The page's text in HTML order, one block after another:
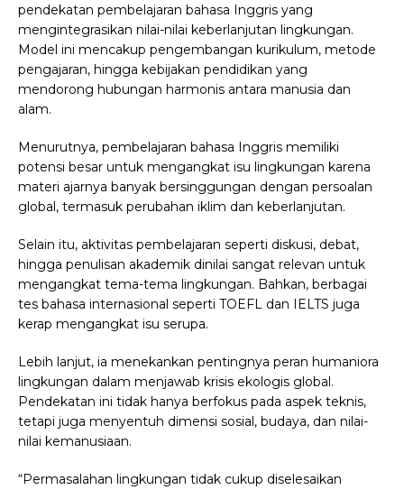
pendekatan pembelajaran bahasa Inggris yang
mengintegrasikan nilai-nilai keberlanjutan lingkungan.
Model ini mencakup pengembangan kurikulum, metode
pengajaran, hingga kebijakan pendidikan yang
mendorong hubungan harmonis antara manusia dan
alam.
Menurutnya, pembelajaran bahasa Inggris memiliki
potensi besar untuk mengangkat isu lingkungan karena
materi ajarnya banyak bersinggungan dengan persoalan
global, termasuk perubahan iklim dan keberlanjutan.
Selain itu, aktivitas pembelajaran seperti diskusi, debat,
hingga penulisan akademik dinilai sangat relevan untuk
mengangkat tema-tema lingkungan. Bahkan, berbagai
tes bahasa internasional seperti TOEFL dan IELTS juga
kerap mengangkat isu serupa.
Lebih lanjut, ia menekankan pentingnya peran humaniora
lingkungan dalam menjawab krisis ekologis global.
Pendekatan ini tidak hanya berfokus pada aspek teknis,
tetapi juga menyentuh dimensi sosial, budaya, dan nilai-
nilai kemanusiaan.
“Permasalahan lingkungan tidak cukup diselesaikan